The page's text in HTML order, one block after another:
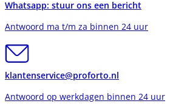
Whatsapp: stuur ons een bericht
Antwoord ma t/m za binnen 24 uur
klantenservice@proforto.nl
Antwoord op werkdagen binnen 24 uur